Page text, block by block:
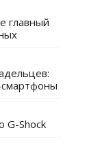
главный
G-Shock